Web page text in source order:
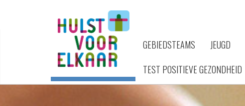
GEBIEDSTEAMS JEUGD
TEST POSITIEVE GEZONDHEID